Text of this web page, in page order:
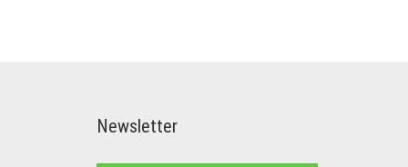
Newsletter